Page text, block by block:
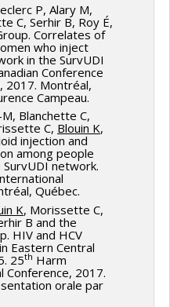
P, Alary M,
C, Serhir B, Roy É,
Correlates of
who inject
in the SurvUDI
Conference
2017. Montréal,
Campeau.
Blanchette C,
C, Blouin K,
injection and
among people
network.
Québec.
K, Morissette C,
B and the
HIV and HCV
Eastern Central
25th Harm
Conference, 2017.
orale par